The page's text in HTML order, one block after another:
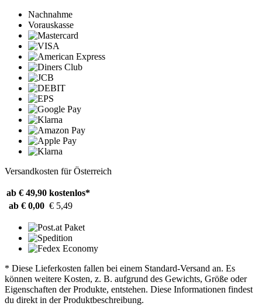
Nachnahme
Vorauskasse
Versandkosten für Österreich
ab € 49,90 kostenlos*
ab € 0,00 € 5,49
* Diese Lieferkosten fallen bei einem Standard-Versand an. Es
können weitere Kosten, z. B. aufgrund des Gewichts, Größe oder
Eigenschaften der Produkte, entstehen. Diese Informationen findest
du direkt in der Produktbeschreibung.